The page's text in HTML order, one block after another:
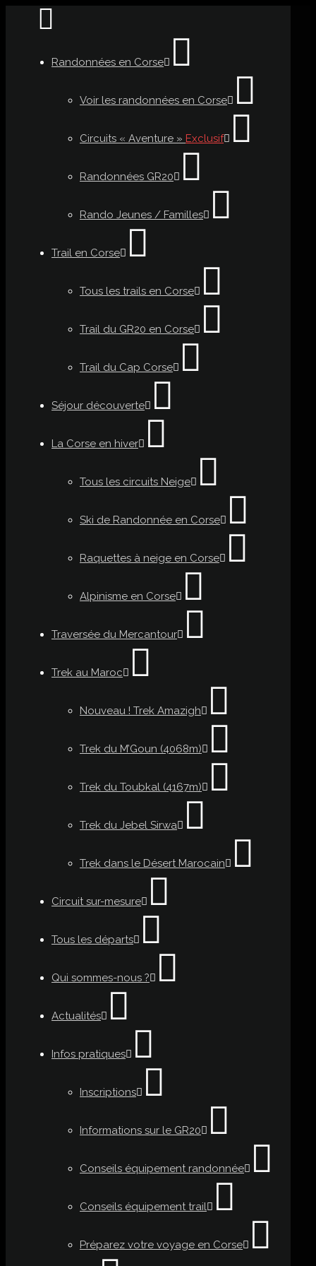
Randonnées en Corse
Voir les randonnées en Corse
Circuits « Aventure » Exclusif
Randonnées GR20
Rando Jeunes / Familles
Trail en Corse
Tous les trails en Corse
Trail du GR20 en Corse
Trail du Cap Corse
Séjour découverte
La Corse en hiver
Tous les circuits Neige
Ski de Randonnée en Corse
Raquettes à neige en Corse
Alpinisme en Corse
Traversée du Mercantour
Trek au Maroc
Nouveau ! Trek Amazigh
Trek du M’Goun (4068m)
Trek du Toubkal (4167m)
Trek du Jebel Sirwa
Trek dans le Désert Marocain
Circuit sur-mesure
Tous les départs
Qui sommes-nous ?
Actualités
Infos pratiques
Inscriptions
Informations sur le GR20
Conseils équipement randonnée
Conseils équipement trail
Préparez votre voyage en Corse